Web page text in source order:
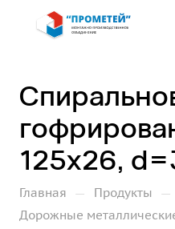
125х26,
Главная — Продукты —
Дорожные